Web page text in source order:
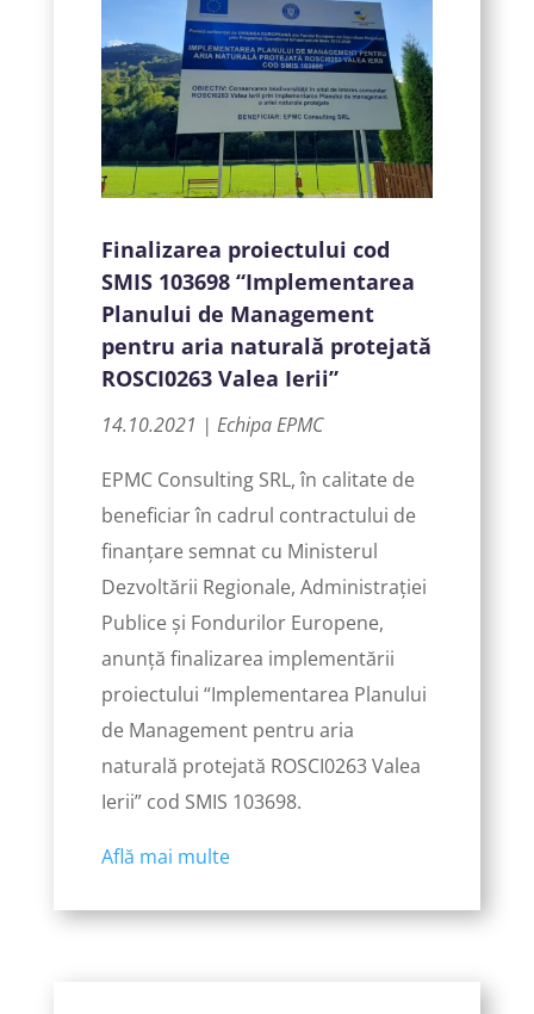
Finalizarea proiectului cod
SMIS 103698 “Implementarea
Planului de Management
pentru aria naturală protejată
ROSCI0263 Valea Ierii”
14.10.2021 | Echipa EPMC
EPMC Consulting SRL, în calitate de
beneficiar în cadrul contractului de
finanțare semnat cu Ministerul
Dezvoltării Regionale, Administrației
Publice și Fondurilor Europene,
anunță finalizarea implementării
proiectului “Implementarea Planului
de Management pentru aria
naturală protejată ROSCI0263 Valea
Ierii” cod SMIS 103698.
Află mai multe